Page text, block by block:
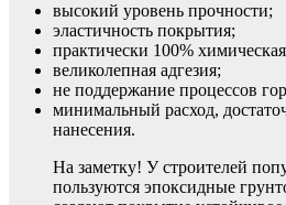
высокий уровень прочности;
эластичность покрытия;
практически 100%
великолепная адгезия;
не поддержание процессов
минимальный расход,
нанесения.
На заметку! У строителей
пользуются эпоксидные